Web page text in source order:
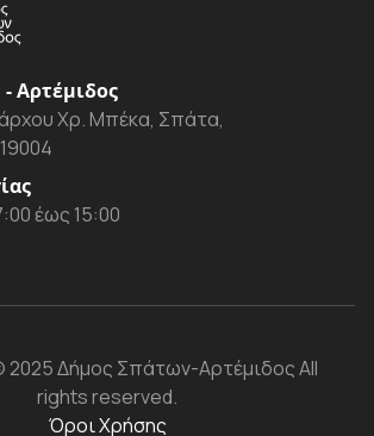
Αρτέμιδος
Χρ. Μπέκα, Σπάτα,
έως 15:00
Δήμος Σπάτων-ΑρτέμιδοςAll
rights reserved.
Όροι Χρήσης